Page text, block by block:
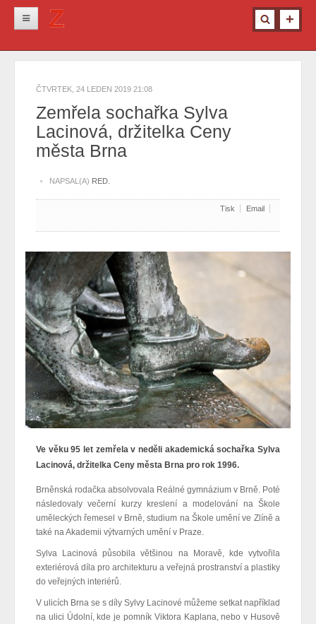
Kultura
Info z města
Ostatní
ČTVRTEK, 24 LEDEN 2019 21:08
Zemřela sochařka Sylva
Lacinová, držitelka Ceny
města Brna
NAPSAL(A) RED.
Tisk Email
Ve věku 95 let zemřela v neděli akademická sochařka Sylva
Lacinová, držitelka Ceny města Brna pro rok 1996.
Brněnská rodačka absolvovala Reálné gymnázium v Brně. Poté
následovaly večerní kurzy kreslení a modelování na Škole
uměleckých řemesel v Brně, studium na Škole umění ve Zlíně a
také na Akademii výtvarných umění v Praze.
Sylva Lacinová působila většinou na Moravě, kde vytvořila
exteriérová díla pro architekturu a veřejná prostranství a plastiky
do veřejných interiérů.
V ulicích Brna se s díly Sylvy Lacinové můžeme setkat například
na ulici Údolní, kde je pomník Viktora Kaplana, nebo v Husově